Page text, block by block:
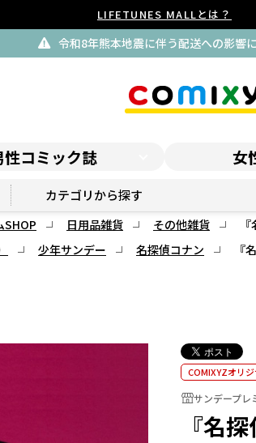
LIFETUNES MALLとは？
令和8年熊本地震に伴う配送への影響
性コミック誌 女
カテゴリから探す
SHOP 日用品雑貨 その他雑貨
少年サンデー 名探偵コナン 『
サンデープレミアムSHOP
COMIXYZオリ
サンデープレ
『名